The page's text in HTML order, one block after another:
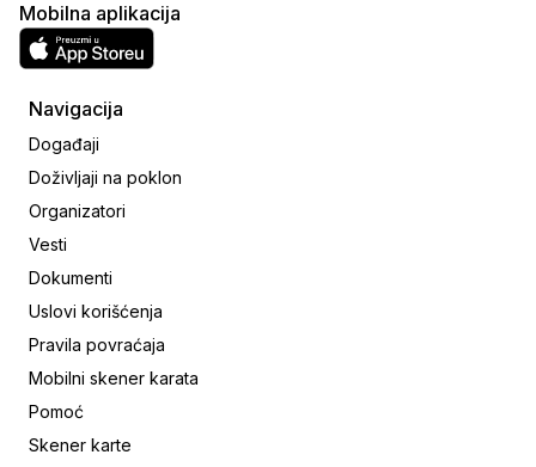
Mobilna aplikacija
Navigacija
Događaji
Doživljaji na poklon
Organizatori
Vesti
Dokumenti
Uslovi korišćenja
Pravila povraćaja
Mobilni skener karata
Pomoć
Skener karte